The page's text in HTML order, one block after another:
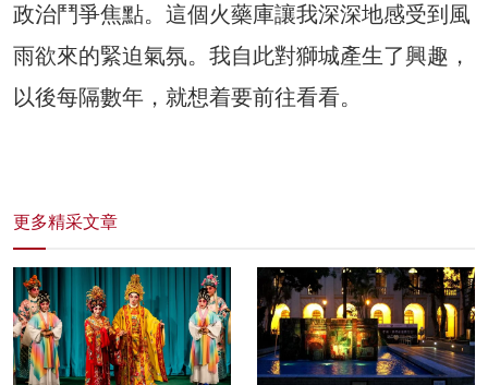
政治鬥爭焦點。這個火藥庫讓我深深地感受到風
雨欲來的緊迫氣氛。我自此對獅城產生了興趣，
以後每隔數年，就想着要前往看看。
更多精采文章